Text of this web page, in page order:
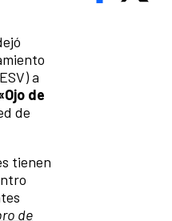
a
de
de
tienen
de